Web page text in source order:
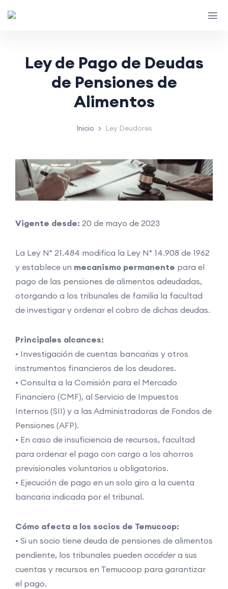
Ley de Pago de Deudas
de Pensiones de
Alimentos
Inicio Ley Deudores
Vigente desde: 20 de mayo de 2023
La Ley N° 21.484 modifica la Ley N° 14.908 de 1962
y establece un mecanismo permanente para el
pago de las pensiones de alimentos adeudadas,
otorgando a los tribunales de familia la facultad
de investigar y ordenar el cobro de dichas deudas.
Principales alcances:
• Investigación de cuentas bancarias y otros
instrumentos financieros de los deudores.
• Consulta a la Comisión para el Mercado
Financiero (CMF), al Servicio de Impuestos
Internos (SII) y a las Administradoras de Fondos de
Pensiones (AFP).
• En caso de insuficiencia de recursos, facultad
para ordenar el pago con cargo a los ahorros
previsionales voluntarios u obligatorios.
• Ejecución de pago en un solo giro a la cuenta
bancaria indicada por el tribunal.
Cómo afecta a los socios de Temucoop:
• Si un socio tiene deuda de pensiones de alimentos
pendiente, los tribunales pueden accédera sus
cuentas y recursos en Temucoop para garantizar
el pago.